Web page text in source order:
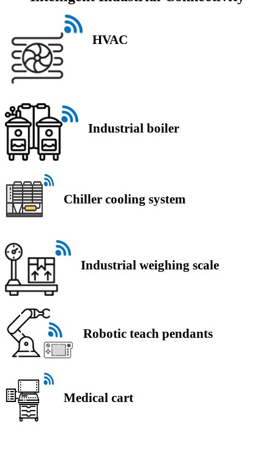
HVAC
Industrial boiler
Chiller cooling system
Industrial weighing scale
Robotic teach pendants
Medical cart